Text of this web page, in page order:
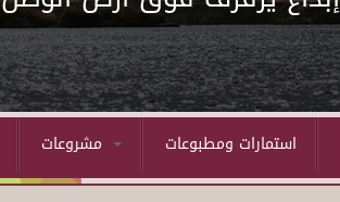
استمارات ومطبوعات